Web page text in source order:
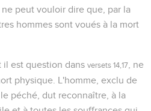
peut vouloir dire que, par la
hommes sont voués à la mort
il est question dans versets 14,17
, ne
physique. L'homme, exclu de
péché, dut reconnaître, à la